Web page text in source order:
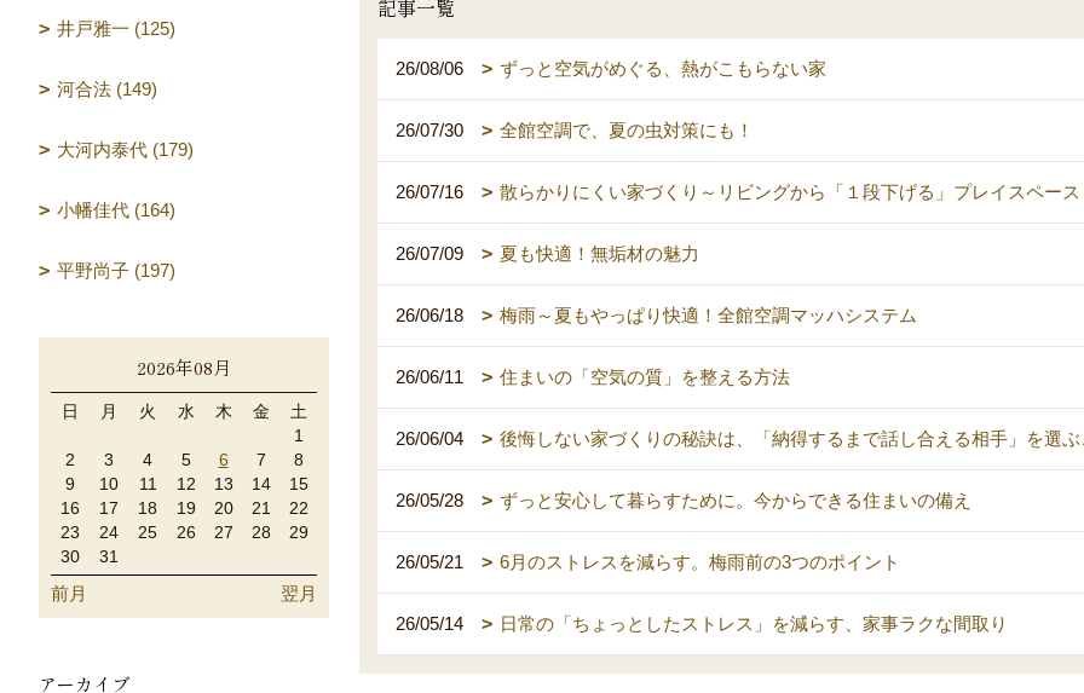
記事一覧
26/08/06 ずっと空気がめぐる、熱がこもらない家
26/07/30 全館空調で、夏の虫対策にも！
26/07/16 散らかりにくい家づくり～リビングから「１段下げる」プレイスペース
26/07/09 夏も快適！無垢材の魅力
26/06/18 梅雨～夏もやっぱり快適！全館空調マッハシステム
26/06/11 住まいの「空気の質」を整える方法
26/06/04 後悔しない家づくりの秘訣は、「納得するまで話し合える相手」を選
26/05/28 ずっと安心して暮らすために。今からできる住まいの備え
26/05/21 6月のストレスを減らす。梅雨前の3つのポイント
26/05/14 日常の「ちょっとしたストレス」を減らす、家事ラクな間取り
井戸雅一 (125)
河合法 (149)
大河内泰代 (179)
小幡佳代 (164)
平野尚子 (197)
2026年08月
日 月 火 水 木 金
土
1
2
3 4 5 6 7
8
9
10 11 12 13 14
15
16
17 18 19 20 21
22
23
24 25 26 27 28
29
30
31
前月 翌月
アーカイブ